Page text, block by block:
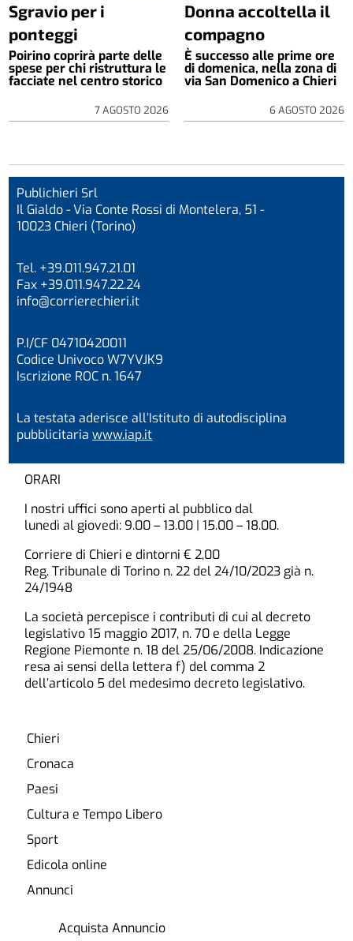
Sgravio per i
ponteggi
Poirino coprirà parte delle
spese per chi ristruttura le
facciate nel centro storico
7 AGOSTO 2026
Donna accoltella il
compagno
È successo alle prime ore
di domenica, nella zona di
via San Domenico a Chieri
6 AGOSTO 2026
Publichieri Srl
Il Gialdo - Via Conte Rossi di Montelera, 51 -
10023 Chieri (Torino)
Tel. +39.011.947.21.01
Fax +39.011.947.22.24
info@corrierechieri.it
P.I/CF 04710420011
Codice Univoco W7YVJK9
Iscrizione ROC n. 1647
La testata aderisce all’Istituto di autodisciplina
pubblicitariawww.iap.it
ORARI
I nostri uffici sono aperti al pubblico dal
lunedì al giovedì: 9.00 – 13.00 | 15.00 – 18.00.
Corriere di Chieri e dintorni € 2,00
Reg. Tribunale di Torino n. 22 del 24/10/2023 già n.
24/1948
La società percepisce i contributi di cui al decreto
legislativo 15 maggio 2017, n. 70 e della Legge
Regione Piemonte n. 18 del 25/06/2008. Indicazione
resa ai sensi della lettera f) del comma 2
dell’articolo 5 del medesimo decreto legislativo.
Chieri
Cronaca
Paesi
Cultura e Tempo Libero
Sport
Edicola online
Annunci
Acquista Annuncio